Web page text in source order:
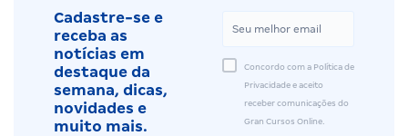
Cadastre-se e
receba as
notícias em
destaque da
semana, dicas,
novidades e
muito mais.
Concordo com a Política de
Privacidade e aceito
receber comunicações do
Gran Cursos Online.